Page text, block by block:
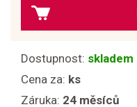
Dostupnost: skladem
Cena za: ks
Záruka: 24 měsíců